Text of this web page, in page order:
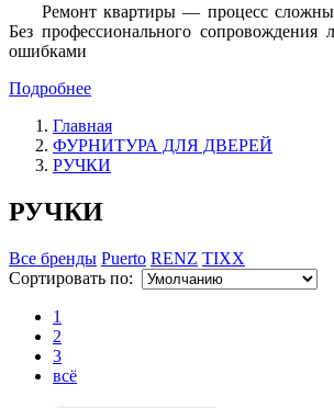
Ремонт квартиры — процесс
Без профессионального сопровождения
ошибками
Подробнее
Главная
ФУРНИТУРА ДЛЯ ДВЕРЕЙ
РУЧКИ
РУЧКИ
Все бренды Puerto RENZ TIXX
Сортировать по:
1
2
3
всё